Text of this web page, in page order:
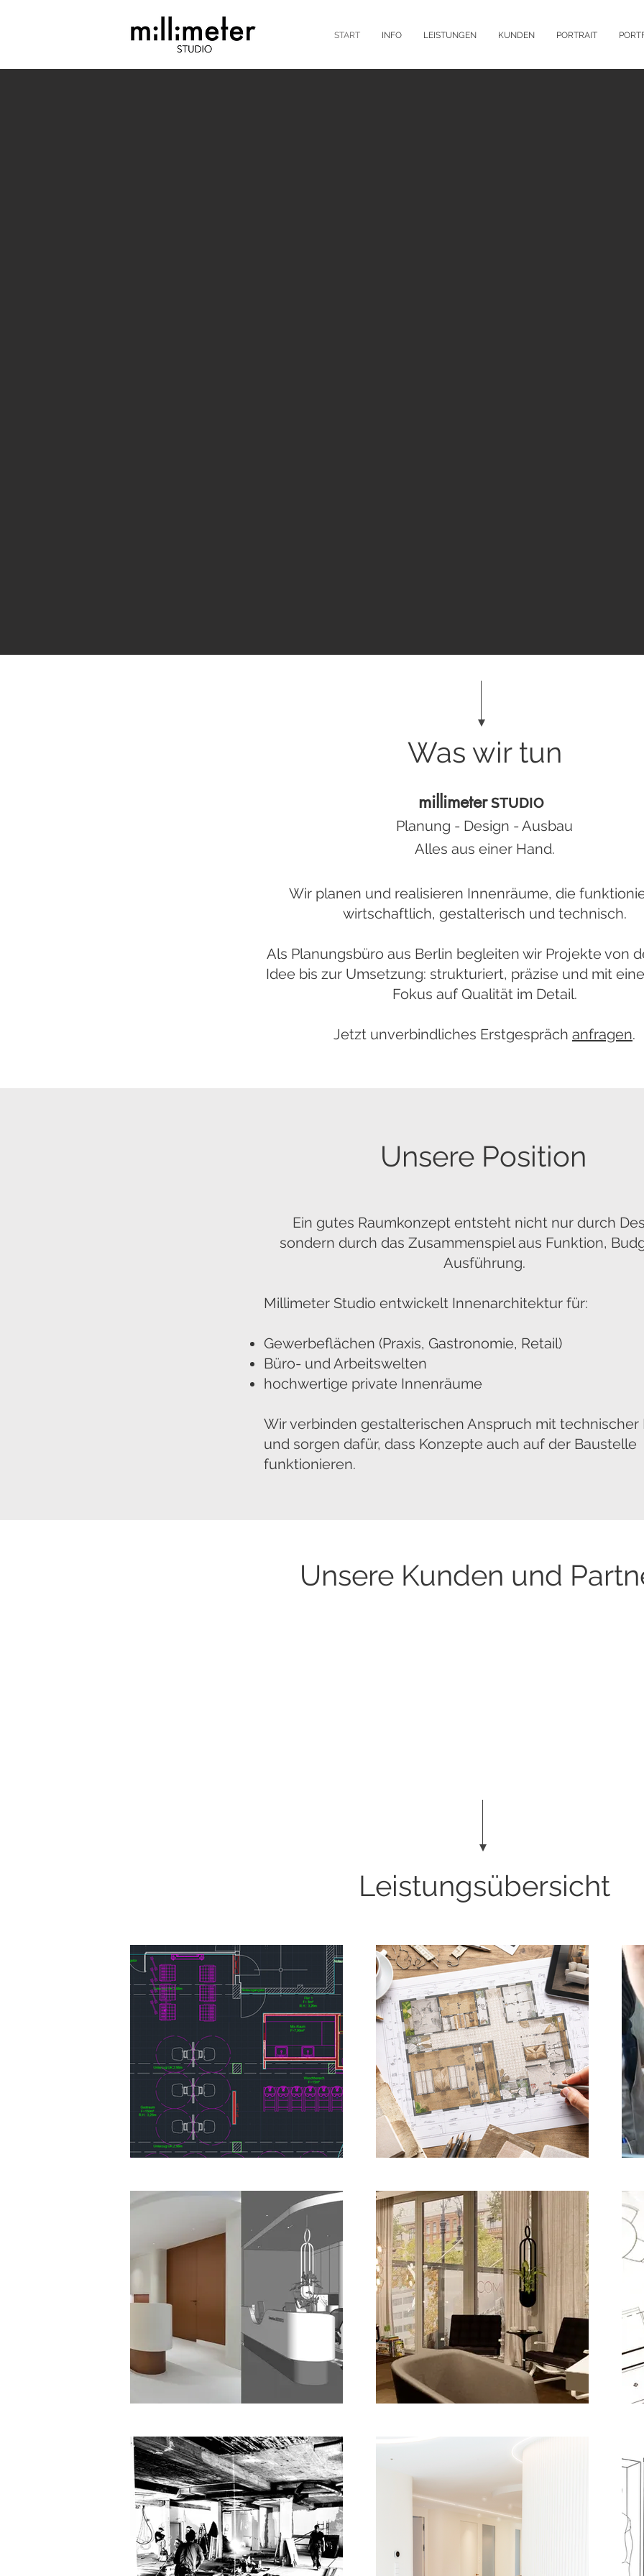
START INFO LEISTUNGEN KUNDEN PORTRAIT
Was wir tun
millimeter STUDIO
Planung - Design - Ausbau
Alles aus einer Hand.
Wir planen und realisieren Innenräume, die
wirtschaftlich, gestalterisch und technisch.
Als Planungsbüro aus Berlin begleiten wir Projekte von
Idee bis zur Umsetzung: strukturiert, präzise und mit
Fokus auf Qualität im Detail.
Jetzt unverbindliches Erstgespräch anfragen.
Unsere Position
Ein gutes Raumkonzept entsteht nicht nur durch
sondern durch das Zusammenspiel aus Funktion,
Ausführung.
Millimeter Studio entwickelt Innenarchitektur für:
Gewerbeflächen (Praxis, Gastronomie, Retail)
Büro- und Arbeitswelten
hochwertige private Innenräume
Wir verbinden gestalterischen Anspruch mit technischer
und sorgen dafür, dass Konzepte auch auf der Baustelle
funktionieren.
Unsere Kunden und
Leistungsübersicht